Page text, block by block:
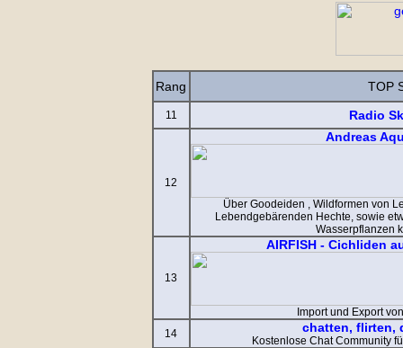
Rang TOP
11 Radio
12
Andreas
Über Goodeiden , Wildformen von
Lebendgebärenden Hechte, sowie
Wasserpflanzen
13
AIRFISH - Cichliden
Import und Export
14
chatten, flirten,
Kostenlose Chat Community